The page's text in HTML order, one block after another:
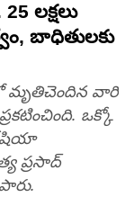
లక్షలు
బాధితులకు
మృతిచెందిన వారి
ఒక్కో
ప్రసాద్